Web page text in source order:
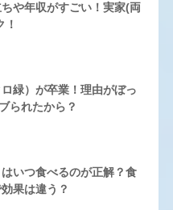
や年収がすごい！実家(両
緑）が卒業！理由がぼっ
られたから？
いつ食べるのが正解？食
果は違う？